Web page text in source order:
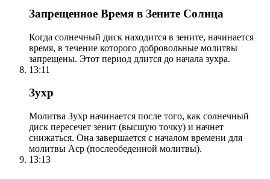
Запрещенное Время в Зените Солнца
Когда солнечный диск находится в зените, начинается
время, в течение которого добровольные молитвы
запрещены. Этот период длится до начала зухра.
13:11
Зухр
Молитва Зухр начинается после того, как солнечный
диск пересечет зенит (высшую точку) и начнет
снижаться. Она завершается с началом времени для
молитвы Аср (послеобеденной молитвы).
13:13